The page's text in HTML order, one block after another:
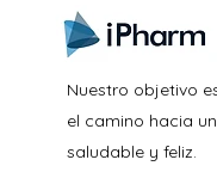
Nuestro objetivo
el camino hacia
saludable y feliz.